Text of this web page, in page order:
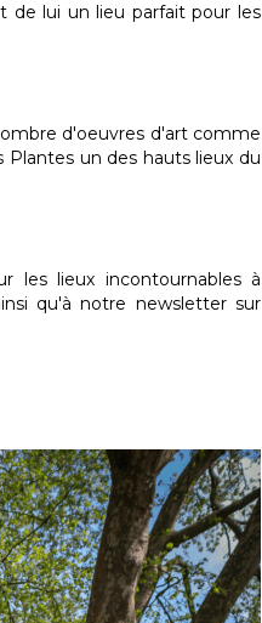
de lui un lieu parfait pour les
d'oeuvres d'art comme
un des hauts lieux du
les lieux incontournables à
qu'à notre newsletter sur